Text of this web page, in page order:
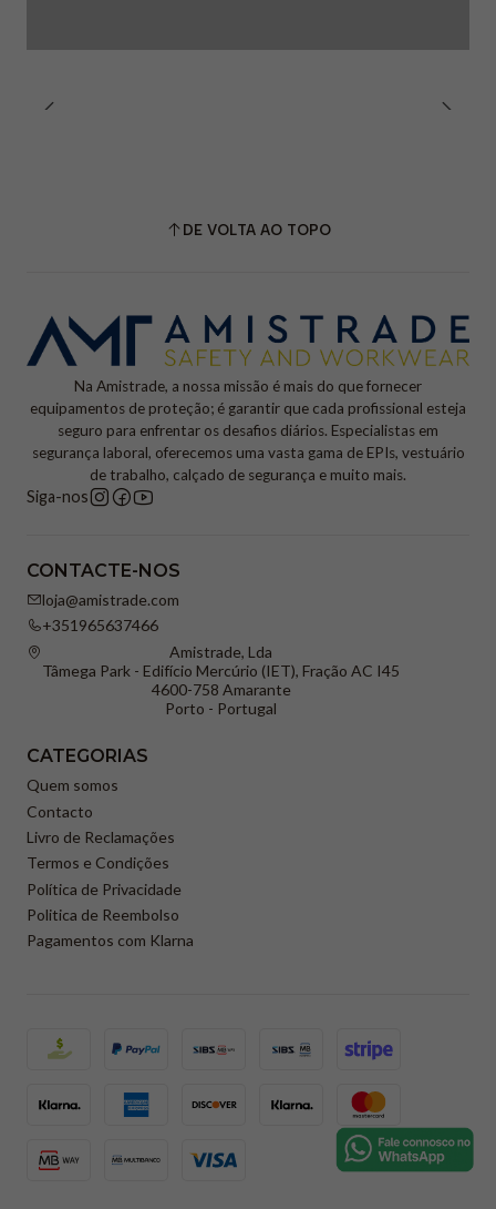
DE VOLTA AO TOPO
Na Amistrade, a nossa missão é mais do que fornecer
equipamentos de proteção; é garantir que cada profissional esteja
seguro para enfrentar os desafios diários. Especialistas em
segurança laboral, oferecemos uma vasta gama de EPIs, vestuário
de trabalho, calçado de segurança e muito mais.
Siga-nos
CONTACTE-NOS
loja@amistrade.com
+351965637466
Amistrade, Lda
Tâmega Park - Edifício Mercúrio (IET), Fração AC I45
4600-758 Amarante
Porto - Portugal
CATEGORIAS
Quem somos
Contacto
Livro de Reclamações
Termos e Condições
Política de Privacidade
Politica de Reembolso
Pagamentos com Klarna